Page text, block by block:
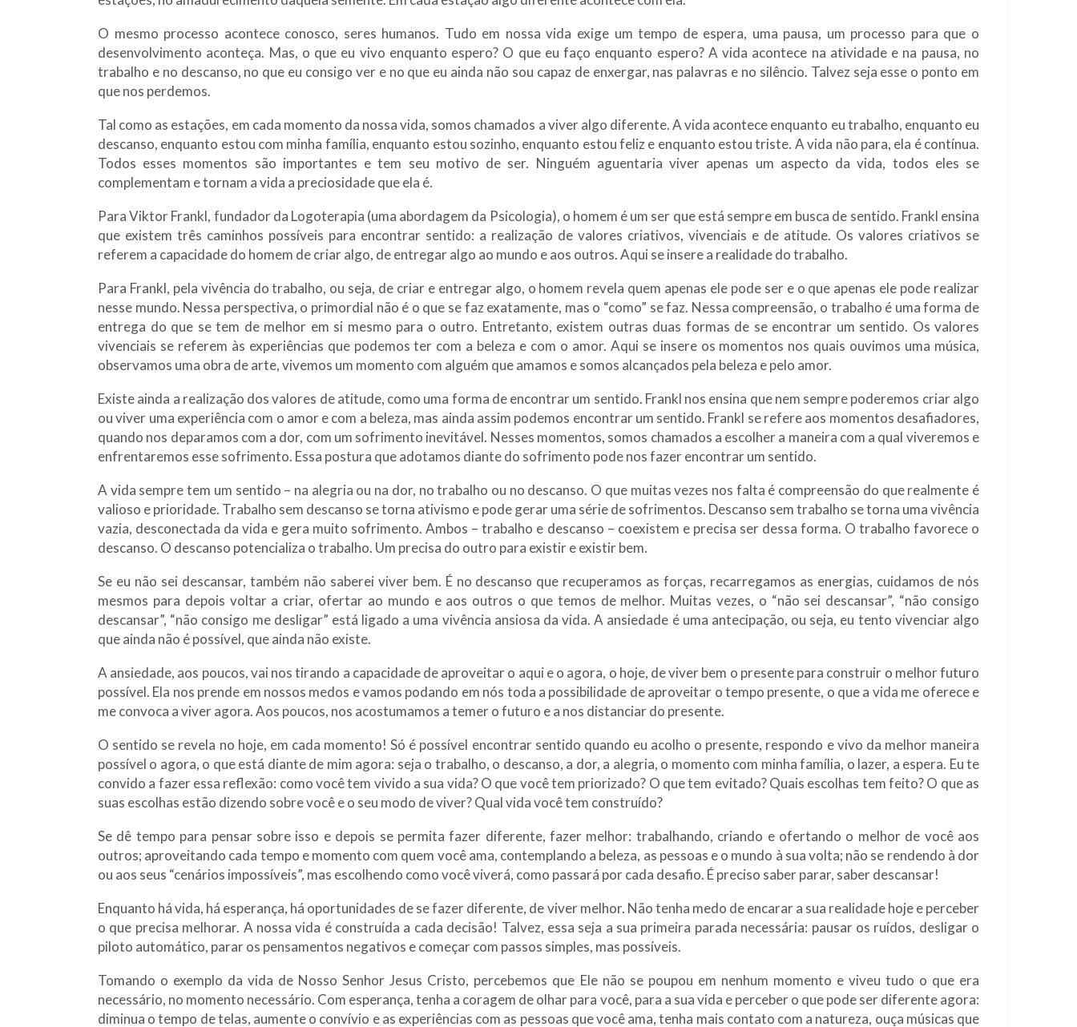
O mesmo processo acontece conosco, seres humanos. Tudo em nossa vida exige um tempo de espera, uma pausa, um processo para que o
desenvolvimento aconteça. Mas, o que eu vivo enquanto espero? O que eu faço enquanto espero? A vida acontece na atividade e na pausa, no
trabalho e no descanso, no que eu consigo ver e no que eu ainda não sou capaz de enxergar, nas palavras e no silêncio. Talvez seja esse o ponto em
que nos perdemos.
Tal como as estações, em cada momento da nossa vida, somos chamados a viver algo diferente. A vida acontece enquanto eu trabalho, enquanto eu
descanso, enquanto estou com minha família, enquanto estou sozinho, enquanto estou feliz e enquanto estou triste. A vida não para, ela é contínua.
Todos esses momentos são importantes e tem seu motivo de ser. Ninguém aguentaria viver apenas um aspecto da vida, todos eles se
complementam e tornam a vida a preciosidade que ela é.
Para Viktor Frankl, fundador da Logoterapia (uma abordagem da Psicologia), o homem é um ser que está sempre em busca de sentido. Frankl ensina
que existem três caminhos possíveis para encontrar sentido: a realização de valores criativos, vivenciais e de atitude. Os valores criativos se
referem a capacidade do homem de criar algo, de entregar algo ao mundo e aos outros. Aqui se insere a realidade do trabalho.
Para Frankl, pela vivência do trabalho, ou seja, de criar e entregar algo, o homem revela quem apenas ele pode ser e o que apenas ele pode realizar
nesse mundo. Nessa perspectiva, o primordial não é o que se faz exatamente, mas o “como” se faz. Nessa compreensão, o trabalho é uma forma de
entrega do que se tem de melhor em si mesmo para o outro. Entretanto, existem outras duas formas de se encontrar um sentido. Os valores
vivenciais se referem às experiências que podemos ter com a beleza e com o amor. Aqui se insere os momentos nos quais ouvimos uma música,
observamos uma obra de arte, vivemos um momento com alguém que amamos e somos alcançados pela beleza e pelo amor.
Existe ainda a realização dos valores de atitude, como uma forma de encontrar um sentido. Frankl nos ensina que nem sempre poderemos criar algo
ou viver uma experiência com o amor e com a beleza, mas ainda assim podemos encontrar um sentido. Frankl se refere aos momentos desafiadores,
quando nos deparamos com a dor, com um sofrimento inevitável. Nesses momentos, somos chamados a escolher a maneira com a qual viveremos e
enfrentaremos esse sofrimento. Essa postura que adotamos diante do sofrimento pode nos fazer encontrar um sentido.
A vida sempre tem um sentido – na alegria ou na dor, no trabalho ou no descanso. O que muitas vezes nos falta é compreensão do que realmente é
valioso e prioridade. Trabalho sem descanso se torna ativismo e pode gerar uma série de sofrimentos. Descanso sem trabalho se torna uma vivência
vazia, desconectada da vida e gera muito sofrimento. Ambos – trabalho e descanso – coexistem e precisa ser dessa forma. O trabalho favorece o
descanso. O descanso potencializa o trabalho. Um precisa do outro para existir e existir bem.
Se eu não sei descansar, também não saberei viver bem. É no descanso que recuperamos as forças, recarregamos as energias, cuidamos de nós
mesmos para depois voltar a criar, ofertar ao mundo e aos outros o que temos de melhor. Muitas vezes, o “não sei descansar”, “não consigo
descansar”, “não consigo me desligar” está ligado a uma vivência ansiosa da vida. A ansiedade é uma antecipação, ou seja, eu tento vivenciar algo
que ainda não é possível, que ainda não existe.
A ansiedade, aos poucos, vai nos tirando a capacidade de aproveitar o aqui e o agora, o hoje, de viver bem o presente para construir o melhor futuro
possível. Ela nos prende em nossos medos e vamos podando em nós toda a possibilidade de aproveitar o tempo presente, o que a vida me oferece e
me convoca a viver agora. Aos poucos, nos acostumamos a temer o futuro e a nos distanciar do presente.
O sentido se revela no hoje, em cada momento! Só é possível encontrar sentido quando eu acolho o presente, respondo e vivo da melhor maneira
possível o agora, o que está diante de mim agora: seja o trabalho, o descanso, a dor, a alegria, o momento com minha família, o lazer, a espera. Eu te
convido a fazer essa reflexão: como você tem vivido a sua vida? O que você tem priorizado? O que tem evitado? Quais escolhas tem feito? O que as
suas escolhas estão dizendo sobre você e o seu modo de viver? Qual vida você tem construído?
Se dê tempo para pensar sobre isso e depois se permita fazer diferente, fazer melhor: trabalhando, criando e ofertando o melhor de você aos
outros; aproveitando cada tempo e momento com quem você ama, contemplando a beleza, as pessoas e o mundo à sua volta; não se rendendo à dor
ou aos seus “cenários impossíveis”, mas escolhendo como você viverá, como passará por cada desafio. É preciso saber parar, saber descansar!
Enquanto há vida, há esperança, há oportunidades de se fazer diferente, de viver melhor. Não tenha medo de encarar a sua realidade hoje e perceber
o que precisa melhorar. A nossa vida é construída a cada decisão! Talvez, essa seja a sua primeira parada necessária: pausar os ruídos, desligar o
piloto automático, parar os pensamentos negativos e começar com passos simples, mas possíveis.
Tomando o exemplo da vida de Nosso Senhor Jesus Cristo, percebemos que Ele não se poupou em nenhum momento e viveu tudo o que era
necessário, no momento necessário. Com esperança, tenha a coragem de olhar para você, para a sua vida e perceber o que pode ser diferente agora:
diminua o tempo de telas, aumente o convívio e as experiências com as pessoas que você ama, tenha mais contato com a natureza, ouça músicas que